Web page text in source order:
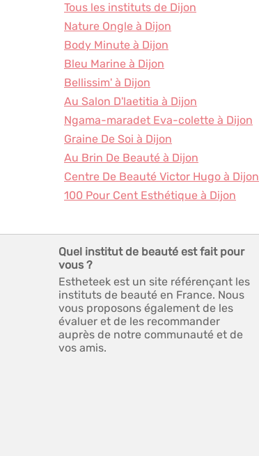
Tous les instituts de Dijon
Nature Ongle à Dijon
Body Minute à Dijon
Bleu Marine à Dijon
Bellissim' à Dijon
Au Salon D'laetitia à Dijon
Ngama-maradet Eva-colette à Dijon
Graine De Soi à Dijon
Au Brin De Beauté à Dijon
Centre De Beauté Victor Hugo à Dijon
100 Pour Cent Esthétique à Dijon
Quel institut de beauté est fait pour
vous ?
Estheteek est un site référençant les
instituts de beauté en France. Nous
vous proposons également de les
évaluer et de les recommander
auprès de notre communauté et de
vos amis.